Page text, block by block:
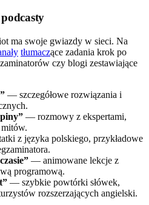
ma swoje gwiazdy w sieci. Na
tłumaczące zadania krok po
czy blogi zestawiające
— szczegółowe rozwiązania i
— rozmowy z ekspertami,
z języka polskiego, przykładowe
— animowane lekcje z
programową.
— szybkie powtórki słówek,
rozszerzających angielski.